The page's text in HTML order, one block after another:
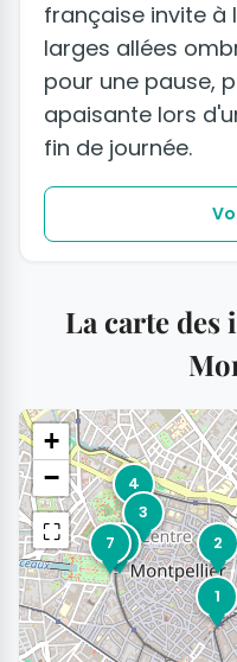
française invite à
larges allées
pour une pause,
apaisante lors
fin de journée.
La carte
1
2
3
4
7
+
−
⛶